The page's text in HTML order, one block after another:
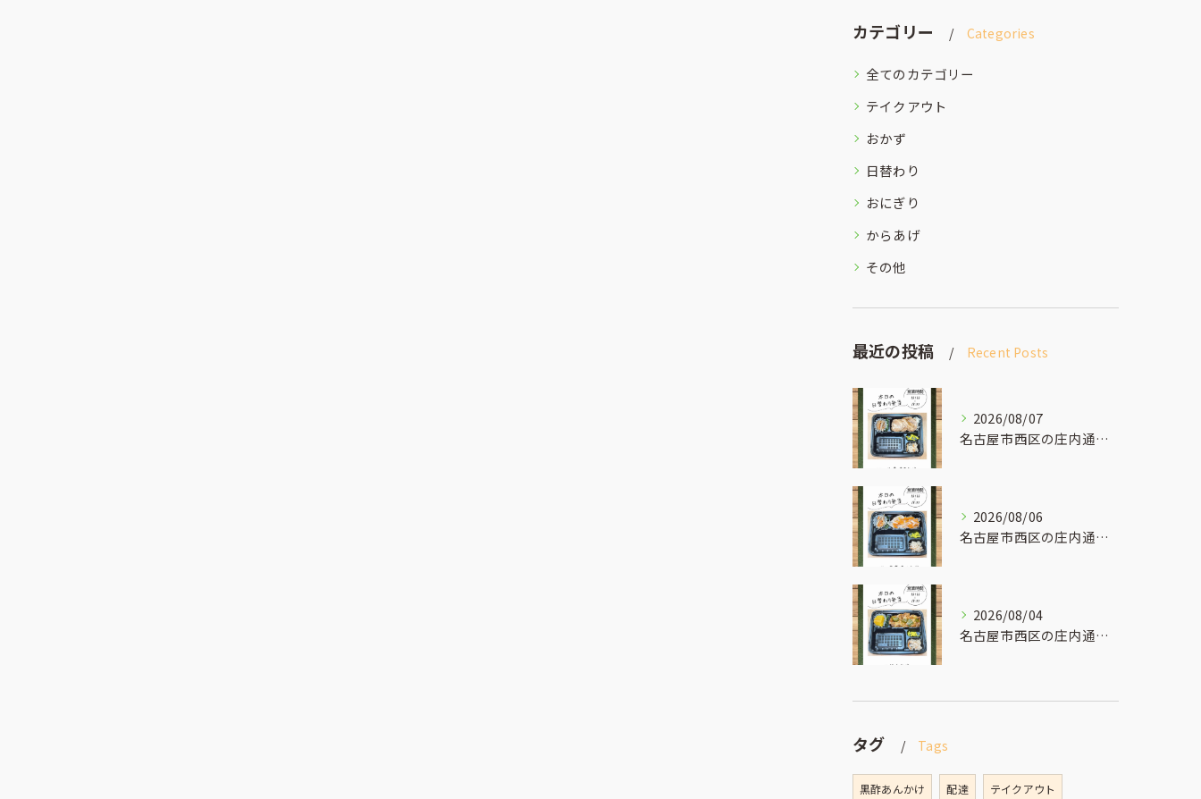
カテゴリー Categories
全てのカテゴリー
テイクアウト
おかず
日替わり
おにぎり
からあげ
その他
最近の投稿 Recent Posts
2026/08/07
名古屋市西区の庄内通でオレンジ色の看板が目印のおべんとうオリ...
2026/08/06
名古屋市西区の庄内通でオレンジ色の看板が目印のおべんとうオリ...
2026/08/04
名古屋市西区の庄内通でオレンジ色の看板が目印のおべんとうオリ...
タグ Tags
黒酢あんかけ 配達 テイクアウト